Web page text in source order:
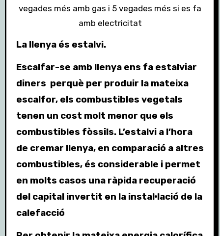
La llenya és estalvi.
Escalfar-se amb llenya ens fa estalviar
diners perquè per produir la mateixa
escalfor, els combustibles vegetals
tenen un cost molt menor que els
combustibles fòssils. L’estalvi a l’hora
de cremar llenya, en comparació a altres
combustibles, és considerable i permet
en molts casos una ràpida recuperació
del capital invertit en la instal·lació de la
calefacció